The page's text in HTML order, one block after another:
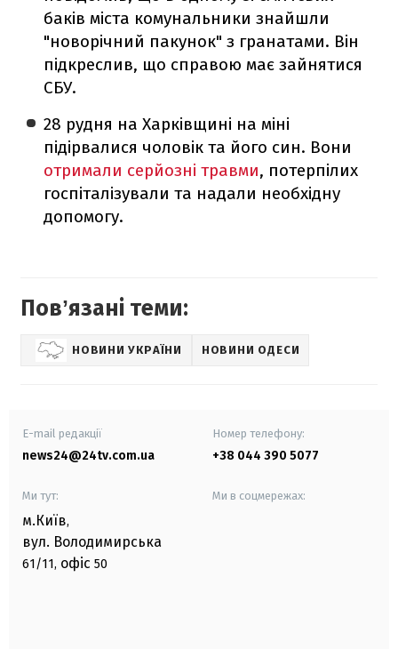
баків міста комунальники знайшли
"новорічний пакунок" з гранатами. Він
підкреслив, що справою має зайнятися
СБУ.
28 рудня на Харківщині на міні
підірвалися чоловік та його син. Вони
отримали серйозні травми, потерпілих
госпіталізували та надали необхідну
допомогу.
Повʼязані теми:
НОВИНИ УКРАЇНИ НОВИНИ ОДЕСИ
E-mail редакції
news24@24tv.com.ua
Номер телефону:
+38 044 390 5077
Ми тут:
м.Київ,
вул. Володимирська
61/11, офіс 50
Ми в соцмережах: